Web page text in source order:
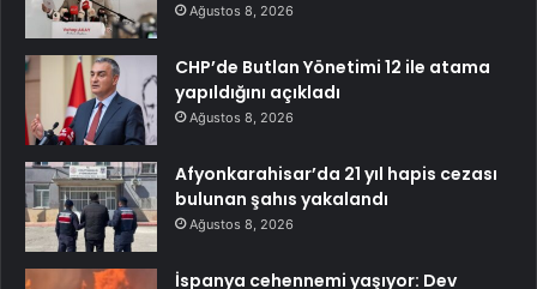
Ağustos 8, 2026
CHP’de Butlan Yönetimi 12 ile atama
yapıldığını açıkladı
Ağustos 8, 2026
Afyonkarahisar’da 21 yıl hapis cezası
bulunan şahıs yakalandı
Ağustos 8, 2026
İspanya cehennemi yaşıyor: Dev